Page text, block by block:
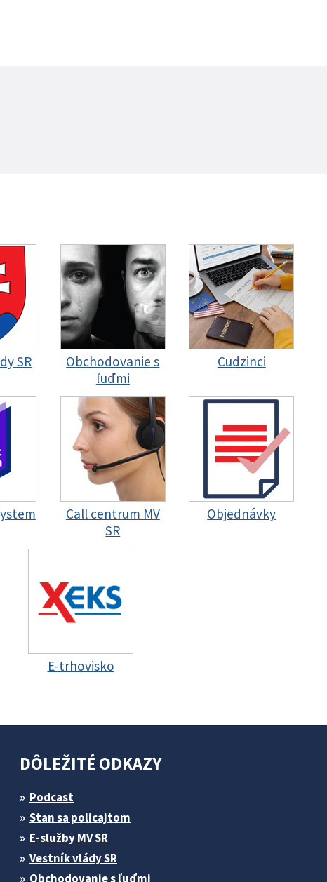
SR
Obchodovanie s
ľuďmi
Cudzinci
Call centrum MV
SR
Objednávky
E-trhovisko
DÔLEŽITÉ ODKAZY
Podcast
Stan sa policajtom
E-služby MV SR
Vestník vlády SR
Obchodovanie s ľuďmi